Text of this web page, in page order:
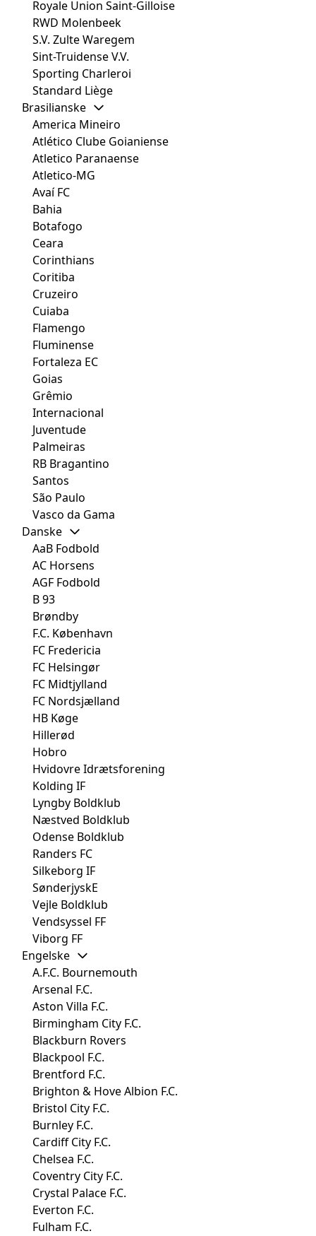
Royale Union Saint-Gilloise
RWD Molenbeek
S.V. Zulte Waregem
Sint-Truidense V.V.
Sporting Charleroi
Standard Liège
Brasilianske
America Mineiro
Atlético Clube Goianiense
Atletico Paranaense
Atletico-MG
Avaí FC
Bahia
Botafogo
Ceara
Corinthians
Coritiba
Cruzeiro
Cuiaba
Flamengo
Fluminense
Fortaleza EC
Goias
Grêmio
Internacional
Juventude
Palmeiras
RB Bragantino
Santos
São Paulo
Vasco da Gama
Danske
AaB Fodbold
AC Horsens
AGF Fodbold
B 93
Brøndby
F.C. København
FC Fredericia
FC Helsingør
FC Midtjylland
FC Nordsjælland
HB Køge
Hillerød
Hobro
Hvidovre Idrætsforening
Kolding IF
Lyngby Boldklub
Næstved Boldklub
Odense Boldklub
Randers FC
Silkeborg IF
SønderjyskE
Vejle Boldklub
Vendsyssel FF
Viborg FF
Engelske
A.F.C. Bournemouth
Arsenal F.C.
Aston Villa F.C.
Birmingham City F.C.
Blackburn Rovers
Blackpool F.C.
Brentford F.C.
Brighton & Hove Albion F.C.
Bristol City F.C.
Burnley F.C.
Cardiff City F.C.
Chelsea F.C.
Coventry City F.C.
Crystal Palace F.C.
Everton F.C.
Fulham F.C.